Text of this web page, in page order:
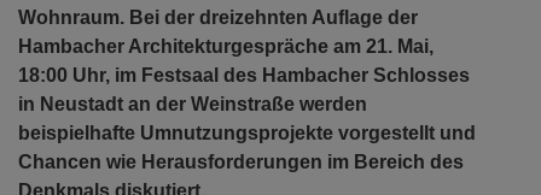
Wohnraum. Bei der dreizehnten Auflage der
Hambacher Architekturgespräche am 21. Mai,
18:00 Uhr, im Festsaal des Hambacher Schlosses
in Neustadt an der Weinstraße werden
beispielhafte Umnutzungsprojekte vorgestellt und
Chancen wie Herausforderungen im Bereich des
Denkmals diskutiert.